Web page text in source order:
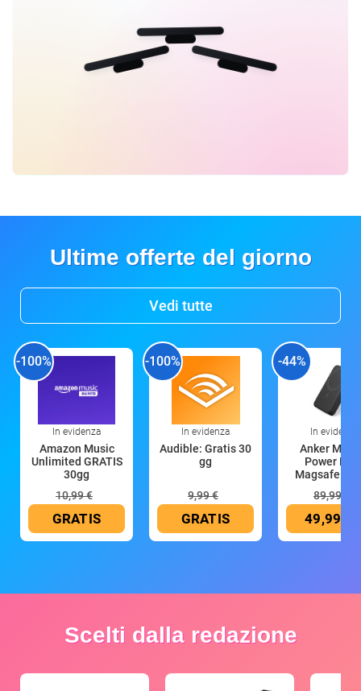
Ultime offerte del giorno
Vedi tutte
-100%
In evidenza
Amazon Music
Unlimited GRATIS
30gg
10,99 €
GRATIS
-100%
In evidenza
Audible: Gratis 30
gg
9,99 €
GRATIS
-44%
In evidenza
Anker
Power
Magsafe
89,99 €
49,99 €
Scelti dalla redazione